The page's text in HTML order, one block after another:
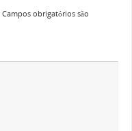
Campos obrigatórios são